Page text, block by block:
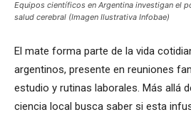
Equipos científicos en Argentina investigan el
salud cerebral (Imagen Ilustrativa Infobae)
El mate forma parte de la vida
argentinos, presente en reuniones
estudio y rutinas laborales. Más allá
ciencia local busca saber si esta